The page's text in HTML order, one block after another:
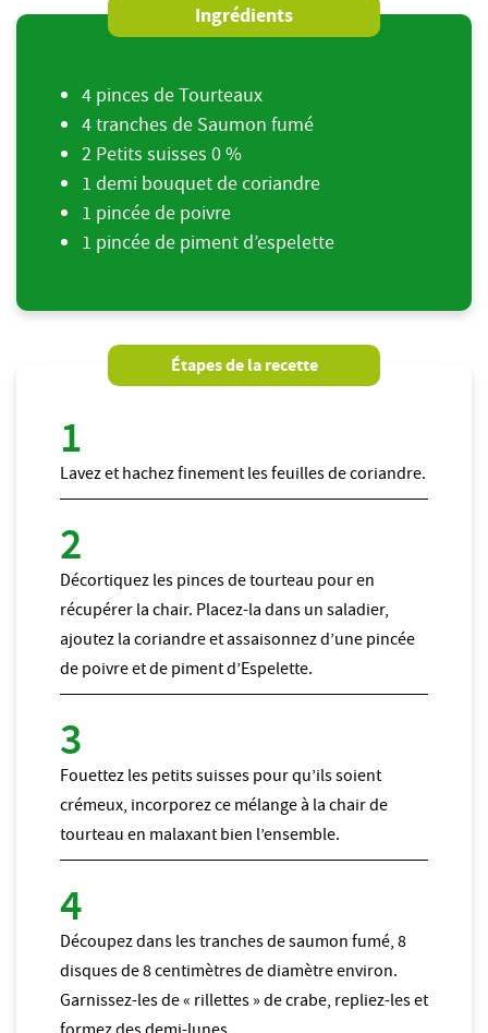
Ingrédients
4 pinces de Tourteaux
4 tranches de Saumon fumé
2 Petits suisses 0 %
1 demi bouquet de coriandre
1 pincée de poivre
1 pincée de piment d’espelette
Étapes de la recette
Lavez et hachez finement les feuilles de coriandre.
Décortiquez les pinces de tourteau pour en
récupérer la chair. Placez-la dans un saladier,
ajoutez la coriandre et assaisonnez d’une pincée
de poivre et de piment d’Espelette.
Fouettez les petits suisses pour qu’ils soient
crémeux, incorporez ce mélange à la chair de
tourteau en malaxant bien l’ensemble.
Découpez dans les tranches de saumon fumé, 8
disques de 8 centimètres de diamètre environ.
Garnissez-les de « rillettes » de crabe, repliez-les et
formez des demi-lunes.